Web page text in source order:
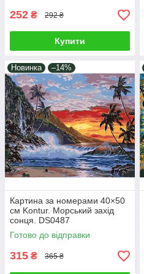
252 ₴ 292 ₴
Купити
Новинка –14%
Картина за номерами 40×50
см Kontur. Морський захід
сонця. DS0487
Готово до відправки
315 ₴ 365 ₴